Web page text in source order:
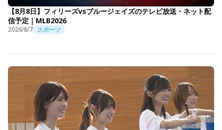
【8月8日】フィリーズvsブルージェイズのテレビ放送・ネット配
信予定｜MLB2026
2026/8/7 スポーツ